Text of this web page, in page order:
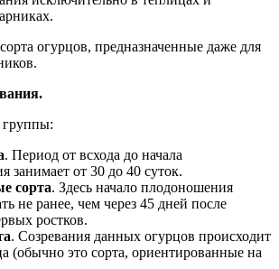
огурцов, предназначенные даже для
группы:
. Период от всхода до начала
занимает от 30 до 40 суток.
сорта. Здесь начало плодоношения
не ранее, чем через 45 дней после
ростков.
. Созревания данных огурцов происходит
(обычно это сорта, ориентированные на